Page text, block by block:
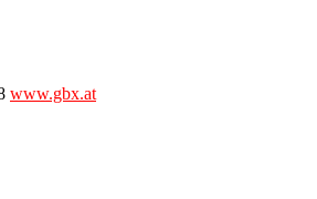
www.gbx.at